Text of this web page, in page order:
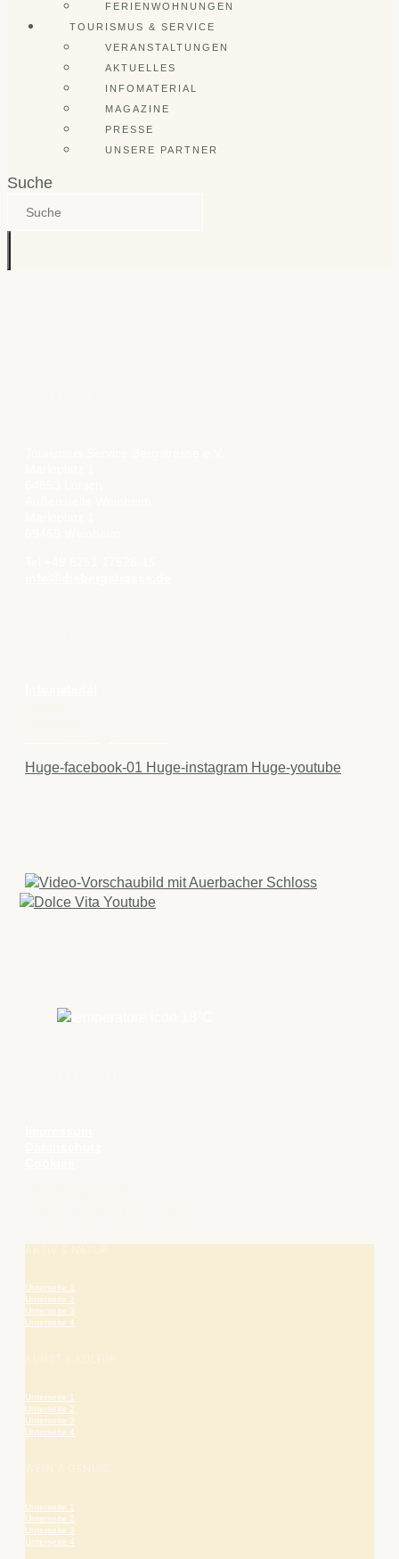
FERIENWOHNUNGEN
TOURISMUS & SERVICE
VERANSTALTUNGEN
AKTUELLES
INFOMATERIAL
MAGAZINE
PRESSE
UNSERE PARTNER
Suche
Huge-facebook-01 Huge-instagram Huge-youtube
AKTIV & NATUR
Unterseite 1
Unterseite 2
Unterseite 3
Unterseite 4
Unterseite 1
Unterseite 2
Unterseite 3
Unterseite 4
Unterseite 1
Unterseite 2
Unterseite 3
Unterseite 4